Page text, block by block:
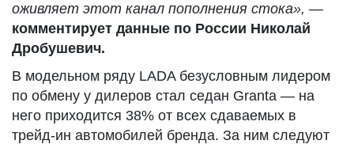
оживляет этот канал пополнения стока», —
комментирует данные по России Николай
Дробушевич.
В модельном ряду LADA безусловным лидером
по обмену у дилеров стал седан Granta — на
него приходится 38% от всех сдаваемых в
трейд-ин автомобилей бренда. За ним следуют